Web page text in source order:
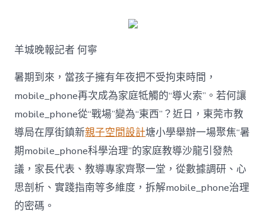
治
理
難
題？
讓
mobilJIUYI
俱
意
空
間
設
羊城晚報記者 何寧
暑期到來，當孩子擁有年夜把不受拘束時間，
mobile_phone再次成為家庭牴觸的“導火索”。若何讓
mobile_phone從“戰場”變為“東西”？近日，東莞市教
導局在厚街鎮新親子空間設計塘小學舉辦一場聚焦“暑
期mobile_phone科學治理”的家庭教導沙龍引發熱
議，家長代表、教導專家齊聚一堂，從數據調研、心
思剖析、實踐指南等多維度，拆解mobile_phone治理
的密碼。